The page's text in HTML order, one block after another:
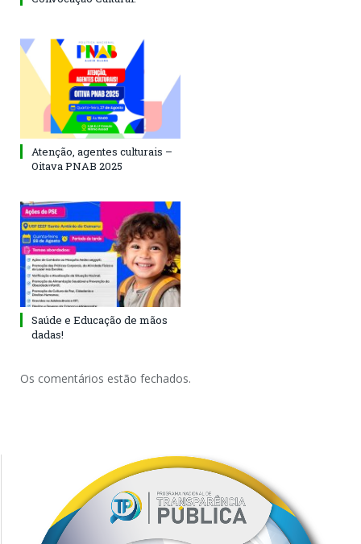
Atenção, agentes culturais –
Oitava PNAB 2025
Saúde e Educação de mãos
dadas!
Os comentários estão fechados.